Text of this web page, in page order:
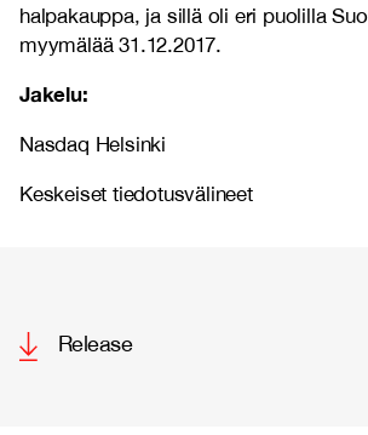
halpakauppa, ja sillä oli eri puolilla
myymälää 31.12.2017.
Jakelu:
Nasdaq Helsinki
Keskeiset tiedotusvälineet
Release